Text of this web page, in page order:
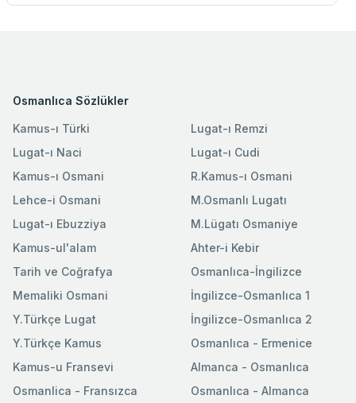
Osmanlıca Sözlükler
Kamus-ı Türki
Lugat-ı Naci
Kamus-ı Osmani
Lehce-i Osmani
Lugat-ı Ebuzziya
Lugat-ı Remzi
Lugat-ı Cudi
R.Kamus-ı Osmani
M.Osmanlı Lugatı
M.Lügatı Osmaniye
Kamus-ul'alam
Tarih ve Coğrafya
Memaliki Osmani
Y.Türkçe Lugat
Y.Türkçe Kamus
Ahter-i Kebir
Osmanlıca-İngilizce
İngilizce-Osmanlıca 1
İngilizce-Osmanlıca 2
Osmanlıca - Ermenice
Kamus-u Fransevi
Osmanlica - Fransızca
Almanca - Osmanlıca
Osmanlıca - Almanca